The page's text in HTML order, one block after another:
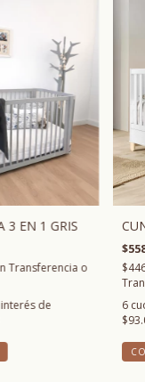
3 EN 1 GRIS
Transferencia o
de
6